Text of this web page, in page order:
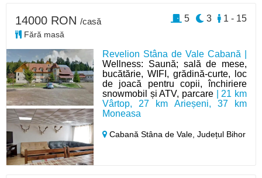
Revelion Stâna de Vale Cabană |
Wellness: Saună; sală de mese,
bucătărie, WIFI, grădină-curte, loc
de joacă pentru copii, închiriere
snowmobil și ATV, parcare | 21 km
Vârtop, 27 km Arieșeni, 37 km
Moneasa
Cabană Stâna de Vale,Județul Bihor
14000 RON /casă
Fără masă
1 - 15
3
5